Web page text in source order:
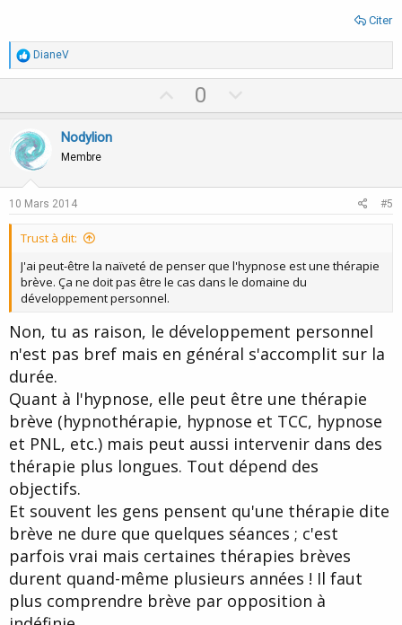
Citer
R
é
a
t
o
n
s
:
DianeV
p
t
0
o
v
Nodylion
Membre
10 Mars 2014 #5
Trust à dit:
J'ai peut-être la naïveté de penser que l'hypnose est une thérapie
brève. Ça ne doit pas être le cas dans le domaine du
développement personnel.
Non, tu as raison, le développement personnel
n'est pas bref mais en général s'accomplit sur la
durée.
Quant à l'hypnose, elle peut être une thérapie
brève (hypnothérapie, hypnose et TCC, hypnose
et PNL, etc.) mais peut aussi intervenir dans des
thérapie plus longues. Tout dépend des
objectifs.
Et souvent les gens pensent qu'une thérapie dite
brève ne dure que quelques séances ; c'est
parfois vrai mais certaines thérapies brèves
durent quand-même plusieurs années ! Il faut
plus comprendre brève par opposition à